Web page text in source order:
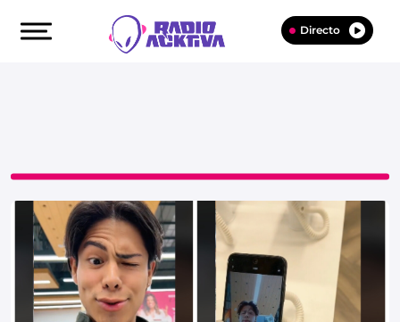
Directo